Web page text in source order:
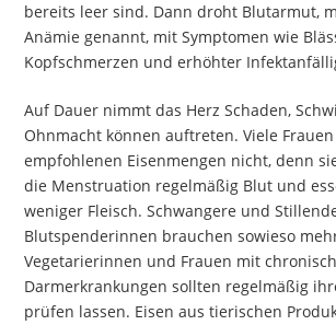
bereits leer sind. Dann droht Blutarmut,
Anämie genannt, mit Symptomen wie
Kopfschmerzen und erhöhter
Auf Dauer nimmt das Herz Schaden,
Ohnmacht können auftreten. Viele
empfohlenen Eisenmengen nicht, denn
die Menstruation regelmäßig Blut und
weniger Fleisch. Schwangere und
Blutspenderinnen brauchen sowieso
Vegetarierinnen und Frauen mit
Darmerkrankungen sollten regelmäßig
prüfen lassen. Eisen aus tierischen